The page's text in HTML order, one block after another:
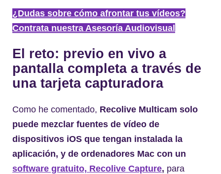
¿Dudas sobre cómo afrontar tus vídeos?
Contrata nuestra Asesoría Audiovisual
El reto: previo en vivo a
pantalla completa a través de
una tarjeta capturadora
Como he comentado, Recolive Multicam solo
puede mezclar fuentes de vídeo de
dispositivos iOS que tengan instalada la
aplicación, y de ordenadores Mac con un
software gratuito, Recolive Capture, para